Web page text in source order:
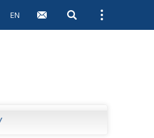
EN Open search
Open